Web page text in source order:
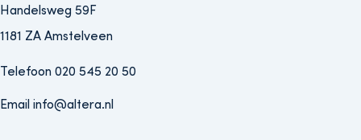
Handelsweg 59F
1181 ZA Amstelveen
Telefoon 020 545 20 50
Email info@altera.nl